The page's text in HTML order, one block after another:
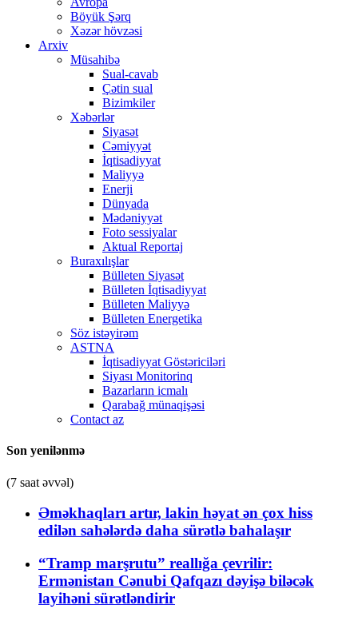
Böyük Şərq
Xəzər hövzəsi
Arxiv
Müsahibə
Sual-cavab
Çətin sual
Bizimkiler
Xəbərlər
Siyasət
Cəmiyyət
İqtisadiyyat
Maliyyə
Enerji
Dünyada
Mədəniyyət
Foto sessiyalar
Aktual Reportaj
Buraxılışlar
Bülleten Siyasət
Bülleten İqtisadiyyat
Bülleten Maliyyə
Bülleten Energetika
Söz istəyirəm
ASTNA
İqtisadiyyat Göstəriciləri
Siyası Monitorinq
Bazarların icmalı
Qarabağ münaqişəsi
Contact az
Son yenilənmə
(7 saat əvvəl)
Əməkhaqları artır, lakin həyat ən çox hiss
edilən sahələrdə daha sürətlə bahalaşır
“Tramp marşrutu” reallığa çevrilir:
Ermənistan Cənubi Qafqazı dəyişə biləcək
layihəni sürətləndirir